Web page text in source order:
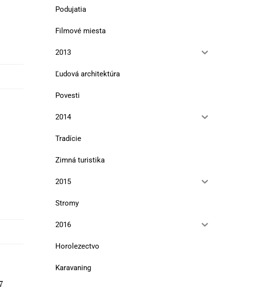
Podujatia
Filmové miesta
2013
Ľudová architektúra
Povesti
2014
Tradície
Zimná turistika
2015
Stromy
2016
Horolezectvo
Karavaning